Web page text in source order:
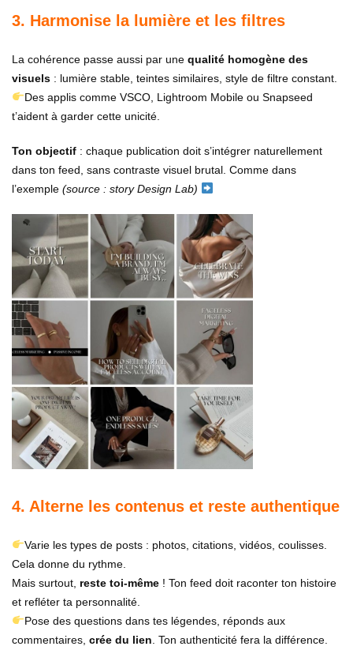
3. Harmonise la lumière et les filtres
La cohérence passe aussi par une qualité homogène des
visuels : lumière stable, teintes similaires, style de filtre constant.
Des applis comme VSCO, Lightroom Mobile ou Snapseed
t’aident à garder cette unicité.
Ton objectif : chaque publication doit s’intégrer naturellement
dans ton feed, sans contraste visuel brutal. Comme dans
l’exemple (source : story Design Lab)
4. Alterne les contenus et reste authentique
Varie les types de posts : photos, citations, vidéos, coulisses.
Cela donne du rythme.
Mais surtout, reste toi-même ! Ton feed doit raconter ton histoire
et refléter ta personnalité.
Pose des questions dans tes légendes, réponds aux
commentaires, crée du lien . Ton authenticité fera la différence.